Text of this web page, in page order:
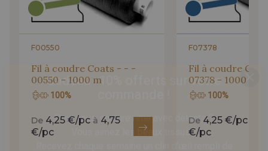
F00550
Fil à coudre Coats - - -
00550 - 1000 m
100%
De 4,25 €/pc à 4,75
€/pc
F07378
Fil à coudre
07378 - 1000 m
100%
De 4,25 €/pc
€/pc
Cadeau : 10% offerts sur votre
commande !
Vous aimez les beaux tissus ?
Recevez chaque semaine un clin d’œil rempli de